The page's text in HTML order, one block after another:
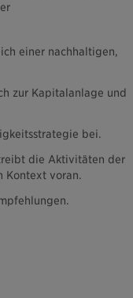
einer nachhaltigen,
zur Kapitalanlage und
bei.
die Aktivitäten der
Kontext voran.